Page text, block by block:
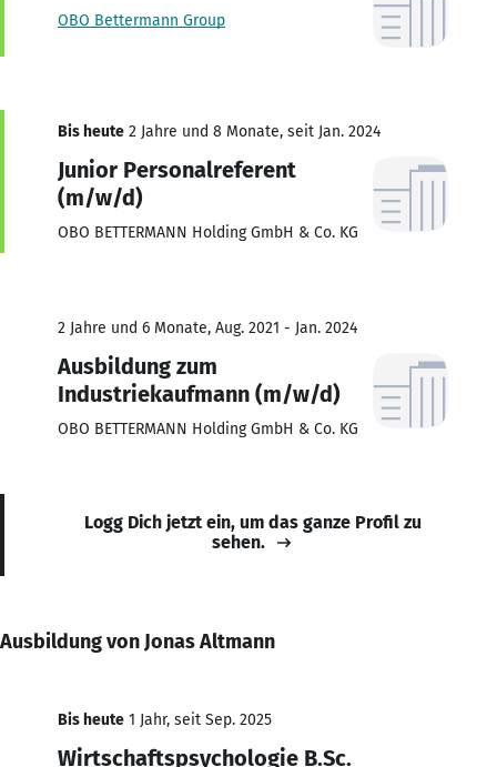
OBO Bettermann Group
Bis heute 2 Jahre und 8 Monate, seit Jan. 2024
Junior Personalreferent
(m/w/d)
OBO BETTERMANN Holding GmbH & Co. KG
2 Jahre und 6 Monate, Aug. 2021 - Jan. 2024
Ausbildung zum
Industriekaufmann (m/w/d)
OBO BETTERMANN Holding GmbH & Co. KG
Logg Dich jetzt ein, um das ganze Profil zu
sehen.
Ausbildung von Jonas Altmann
Bis heute 1 Jahr, seit Sep. 2025
Wirtschaftspsychologie B.Sc.